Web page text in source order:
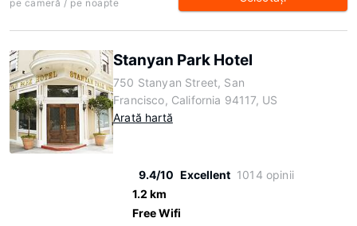
pe cameră / pe noapte
Stanyan Park Hotel
750 Stanyan Street, San
Francisco, California 94117, US
Arată hartă
9.4/10 Excellent 1014 opinii
1.2 km
Free Wifi